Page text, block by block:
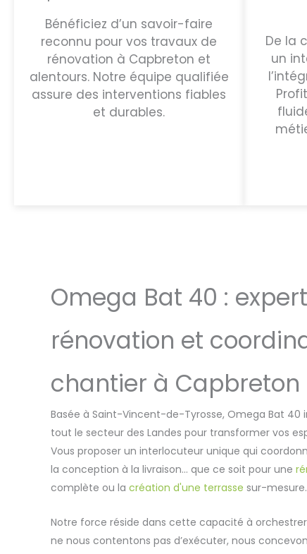
Bénéficiez d’un savoir-faire
reconnu pour vos travaux de
rénovation à Capbreton et
alentours. Notre équipe qualifiée
assure des interventions fiables
et durables.
De la
un
Omega Bat 40 :
rénovation et
chantier à Capbreton
Basée à Saint-Vincent-de-Tyrosse, Omega Bat
tout le secteur des Landes pour transformer vos
Vous proposer un interlocuteur unique qui
la conception à la livraison… que ce soit pour une
complète ou la création d'une terrasse sur-mesure.
Notre force réside dans cette capacité à
ne nous contentons pas d’exécuter, nous